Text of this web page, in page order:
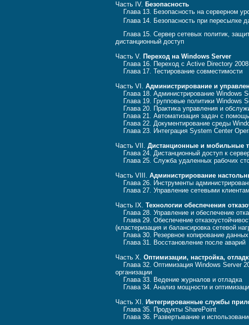
Часть IV. Безопасность
Глава 13. Безопасность на серверном
Глава 14. Безопасность при пересылке
Глава 15. Сервер сетевых политик,
дистанционный доступ
Часть V. Переход на Windows Server
Глава 16. Переход с Active Directory
Глава 17. Тестирование совместимости
Часть VI.Администрирование и
Глава 18. Администрирование Windows
Глава 19. Групповые политики Windows
Глава 20. Практика управления и
Глава 21. Автоматизация задач с
Глава 22. Документирование среды
Глава 23. Интеграция System Center
Часть VII.Дистанционные и мобильные
Глава 24. Дистанционный доступ к
Глава 25. Служба удаленных рабочих
Часть VIII.Администрирование
Глава 26. Инструменты
Глава 27. Управление сетевыми
Часть IX.Технологии обеспечения
Глава 28. Управление и обеспечение
Глава 29. Обеспечение
(кластеризация и балансировка сетевой
Глава 30. Резервное копирование
Глава 31. Восстановление после аварий
Часть X.Оптимизации, настройка,
Глава 32. Оптимизация Windows Server
организации
Глава 33. Ведение журналов и отладка
Глава 34. Анализ мощности и
Часть XI. Интегрированные службы
Глава 35. Продукты SharePoint
Глава 36. Развертывание и